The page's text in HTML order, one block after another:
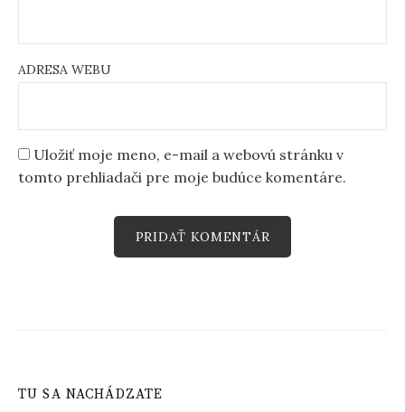
ADRESA WEBU
Uložiť moje meno, e-mail a webovú stránku v
tomto prehliadači pre moje budúce komentáre.
TU SA NACHÁDZATE